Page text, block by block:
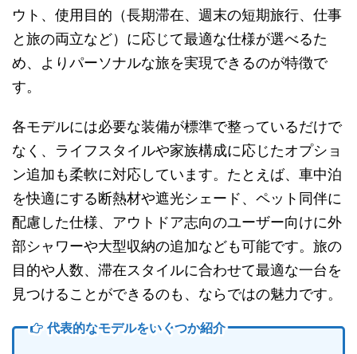
ウト、使用目的（長期滞在、週末の短期旅行、仕事
と旅の両立など）に応じて最適な仕様が選べるた
め、よりパーソナルな旅を実現できるのが特徴で
す。
各モデルには必要な装備が標準で整っているだけで
なく、ライフスタイルや家族構成に応じたオプショ
ン追加も柔軟に対応しています。たとえば、車中泊
を快適にする断熱材や遮光シェード、ペット同伴に
配慮した仕様、アウトドア志向のユーザー向けに外
部シャワーや大型収納の追加なども可能です。旅の
目的や人数、滞在スタイルに合わせて最適な一台を
見つけることができるのも、ならではの魅力です。
代表的なモデルをいくつか紹介